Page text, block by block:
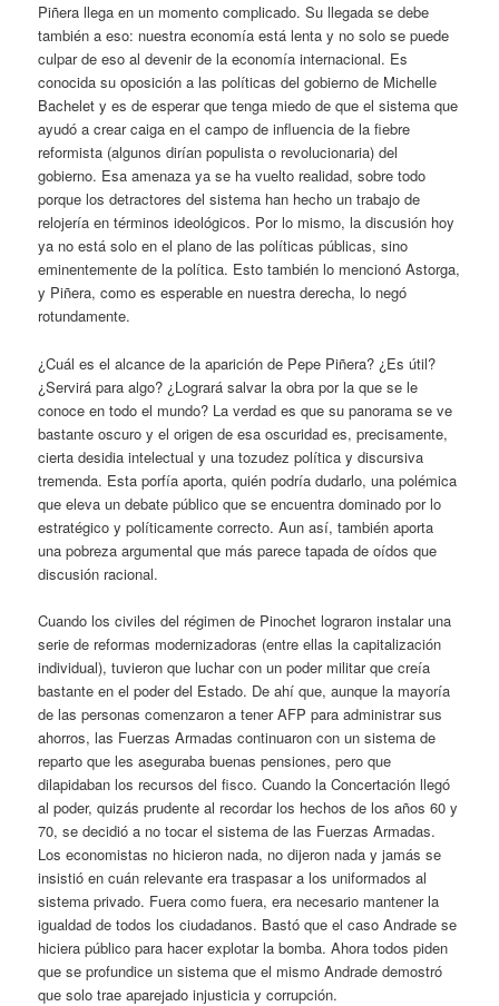
Piñera llega en un momento complicado. Su llegada se debe
también a eso: nuestra economía está lenta y no solo se puede
culpar de eso al devenir de la economía internacional. Es
conocida su oposición a las políticas del gobierno de Michelle
Bachelet y es de esperar que tenga miedo de que el sistema que
ayudó a crear caiga en el campo de influencia de la fiebre
reformista (algunos dirían populista o revolucionaria) del
gobierno. Esa amenaza ya se ha vuelto realidad, sobre todo
porque los detractores del sistema han hecho un trabajo de
relojería en términos ideológicos. Por lo mismo, la discusión hoy
ya no está solo en el plano de las políticas públicas, sino
eminentemente de la política. Esto también lo mencionó Astorga,
y Piñera, como es esperable en nuestra derecha, lo negó
rotundamente.
¿Cuál es el alcance de la aparición de Pepe Piñera? ¿Es útil?
¿Servirá para algo? ¿Logrará salvar la obra por la que se le
conoce en todo el mundo? La verdad es que su panorama se ve
bastante oscuro y el origen de esa oscuridad es, precisamente,
cierta desidia intelectual y una tozudez política y discursiva
tremenda. Esta porfía aporta, quién podría dudarlo, una polémica
que eleva un debate público que se encuentra dominado por lo
estratégico y políticamente correcto. Aun así, también aporta
una pobreza argumental que más parece tapada de oídos que
discusión racional.
Cuando los civiles del régimen de Pinochet lograron instalar una
serie de reformas modernizadoras (entre ellas la capitalización
individual), tuvieron que luchar con un poder militar que creía
bastante en el poder del Estado. De ahí que, aunque la mayoría
de las personas comenzaron a tener AFP para administrar sus
ahorros, las Fuerzas Armadas continuaron con un sistema de
reparto que les aseguraba buenas pensiones, pero que
dilapidaban los recursos del fisco. Cuando la Concertación llegó
al poder, quizás prudente al recordar los hechos de los años 60 y
70, se decidió a no tocar el sistema de las Fuerzas Armadas.
Los economistas no hicieron nada, no dijeron nada y jamás se
insistió en cuán relevante era traspasar a los uniformados al
sistema privado. Fuera como fuera, era necesario mantener la
igualdad de todos los ciudadanos. Bastó que el caso Andrade se
hiciera público para hacer explotar la bomba. Ahora todos piden
que se profundice un sistema que el mismo Andrade demostró
que solo trae aparejado injusticia y corrupción.